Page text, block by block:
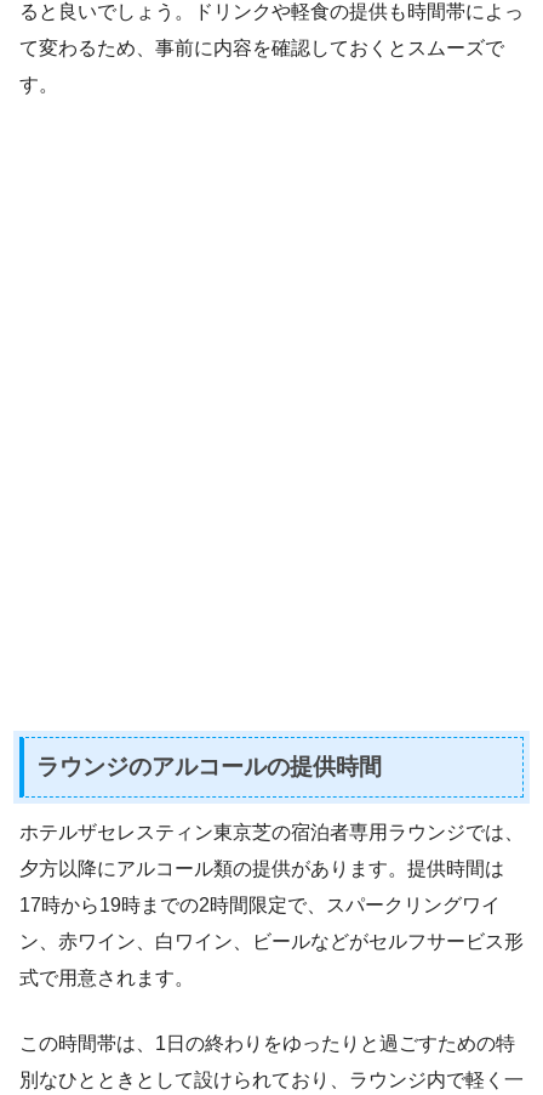
ると良いでしょう。ドリンクや軽食の提供も時間帯によっ
て変わるため、事前に内容を確認しておくとスムーズで
す。
ラウンジのアルコールの提供時間
ホテルザセレスティン東京芝の宿泊者専用ラウンジでは、
夕方以降にアルコール類の提供があります。提供時間は
17時から19時までの2時間限定で、スパークリングワイ
ン、赤ワイン、白ワイン、ビールなどがセルフサービス形
式で用意されます。
この時間帯は、1日の終わりをゆったりと過ごすための特
別なひとときとして設けられており、ラウンジ内で軽く一